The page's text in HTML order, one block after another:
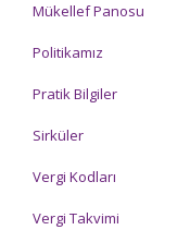
Mükellef Panosu
Politikamız
Pratik Bilgiler
Sirküler
Vergi Kodları
Vergi Takvimi